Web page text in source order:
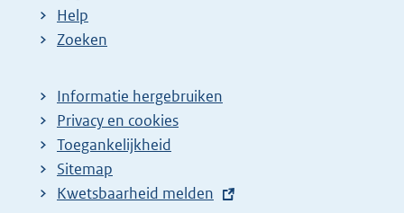
Help
Zoeken
Informatie hergebruiken
Privacy en cookies
Toegankelijkheid
Sitemap
E
Kwetsbaarheid melden